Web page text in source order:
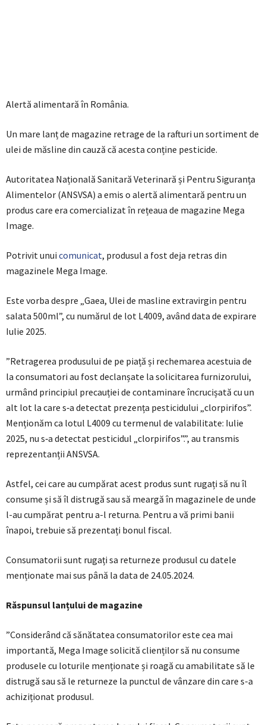
Alertă alimentară în România.
Un mare lanț de magazine retrage de la rafturi un sortiment de
ulei de măsline din cauză că acesta conține pesticide.
Autoritatea Națională Sanitară Veterinară și Pentru Siguranța
Alimentelor (ANSVSA) a emis o alertă alimentară pentru un
produs care era comercializat în rețeaua de magazine Mega
Image.
Potrivit unui comunicat, produsul a fost deja retras din
magazinele Mega Image.
Este vorba despre „Gaea, Ulei de masline extravirgin pentru
salata 500ml”, cu numărul de lot L4009, având data de expirare
Iulie 2025.
”Retragerea produsului de pe piață și rechemarea acestuia de
la consumatori au fost declanșate la solicitarea furnizorului,
urmând principiul precauției de contaminare încrucișată cu un
alt lot la care s‐a detectat prezența pesticidului „clorpirifos”.
Menționăm ca lotul L4009 cu termenul de valabilitate: Iulie
2025, nu s‐a detectat pesticidul „clorpirifos”.”, au transmis
reprezentanții ANSVSA.
Astfel, cei care au cumpărat acest produs sunt rugați să nu îl
consume și să îl distrugă sau să meargă în magazinele de unde
l-au cumpărat pentru a-l returna. Pentru a vă primi banii
înapoi, trebuie să prezentați bonul fiscal.
Consumatorii sunt rugați sa returneze produsul cu datele
menționate mai sus până la data de 24.05.2024.
Răspunsul lanțului de magazine
”Considerând că sănătatea consumatorilor este cea mai
importantă, Mega Image solicită clienților să nu consume
produsele cu loturile menționate și roagă cu amabilitate să le
distrugă sau să le returneze la punctul de vânzare din care s-a
achiziționat produsul.